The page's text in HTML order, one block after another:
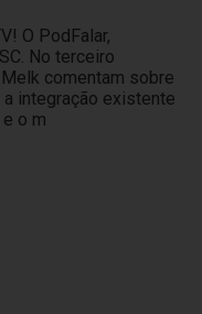
O PodFalar,
No terceiro
comentam sobre
integração existente
o m